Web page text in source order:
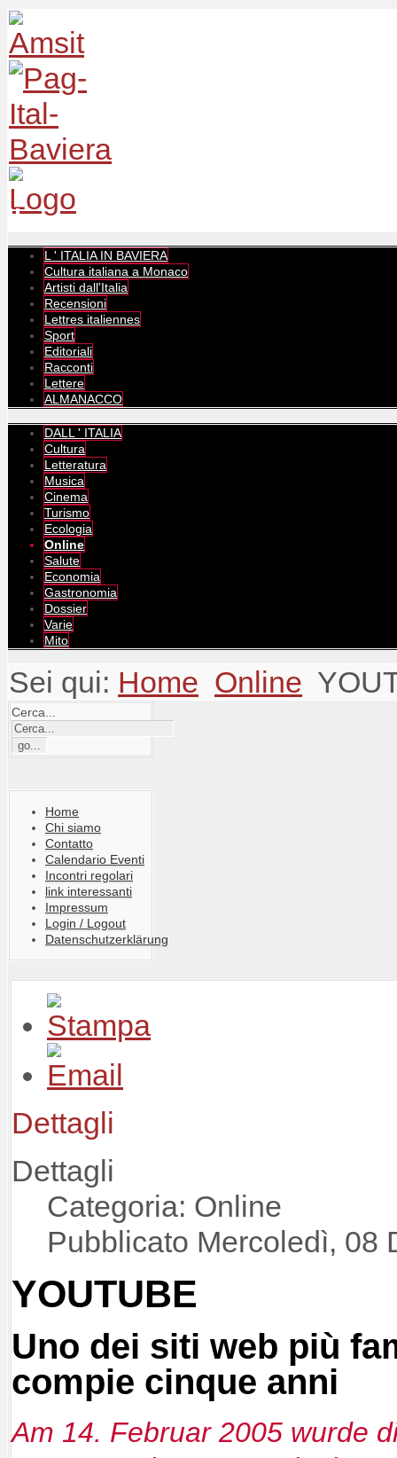
L ' ITALIA IN BAVIERA
Cultura italiana a Monaco
Artisti dall'Italia
Recensioni
Lettres italiennes
Sport
Editoriali
Racconti
Lettere
ALMANACCO
DALL ' ITALIA
Cultura
Letteratura
Musica
Cinema
Turismo
Ecologia
Online
Salute
Economia
Gastronomia
Dossier
Varie
Mito
Sei qui: Home Online
Cerca...
Home
Chi siamo
Contatto
Calendario Eventi
Incontri regolari
link interessanti
Impressum
Login / Logout
Datenschutzerklärung
Dettagli
Dettagli
Categoria: Online
Pubblicato Mercoledì, 08
YOUTUBE
Uno dei siti web più
compie cinque anni
Am 14. Februar 2005 wurde